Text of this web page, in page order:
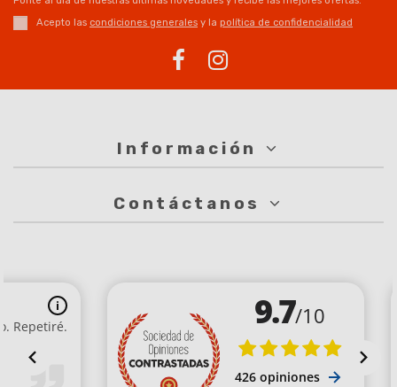
Acepto las condiciones generales y la política de confidencialidad
Información
Contáctanos